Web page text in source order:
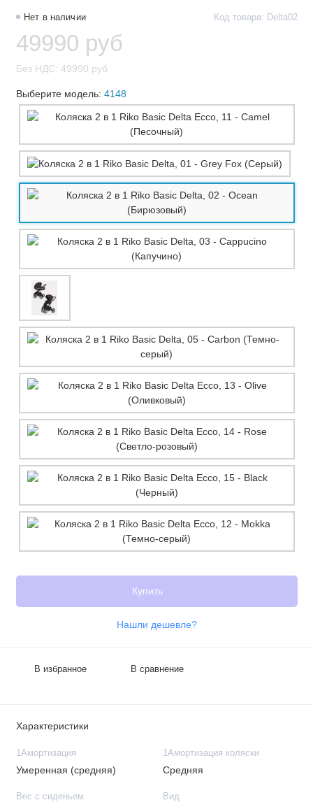
Нет в наличии Код товара: Delta02
49990 руб
Без НДС: 49990 руб
Выберите модель: 4148
Купить
Нашли дешевле?
В избранное В сравнение
Характеристики
1Амортизация
Умеренная (средняя)
1Амортизация коляски
Средняя
Вес с сиденьем Вид